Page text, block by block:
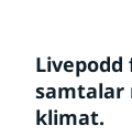
samtalar
klimat.